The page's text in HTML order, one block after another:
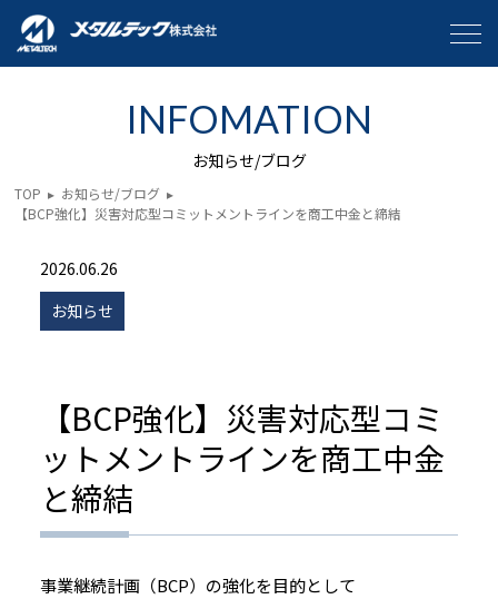
INFOMATION
お知らせ/ブログ
TOP ▸ お知らせ/ブログ ▸
【BCP強化】災害対応型コミットメントラインを商工中金と締結
2026.06.26
お知らせ
【BCP強化】災害対応型コミ
ットメントラインを商工中金
と締結
事業継続計画（BCP）の強化を目的として